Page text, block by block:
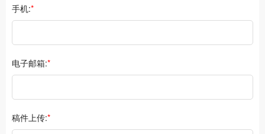
手机:*
电子邮箱:*
稿件上传:*